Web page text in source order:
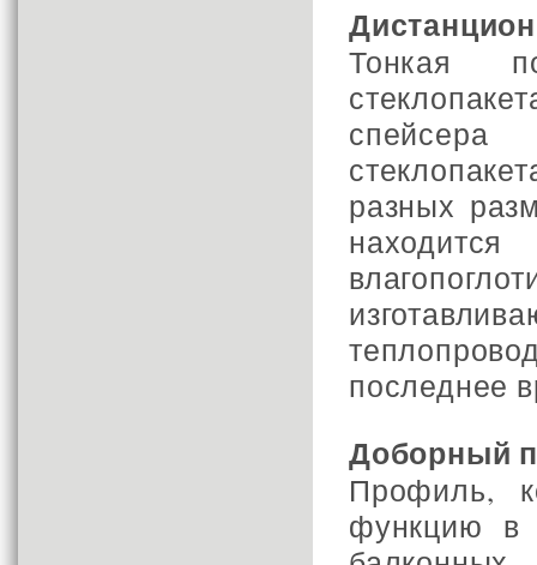
Тонкая
спейсера
разных
последнее
Доборный
Профиль,
функцию в